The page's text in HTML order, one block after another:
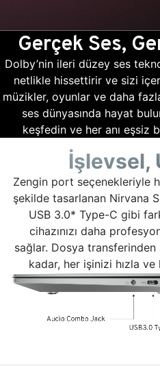
Gerçek Ses,
Dolby’nin ileri düzey ses
netlikle hissettirir ve sizi
müzikler, oyunlar ve daha
ses dünyasında hayat
keşfedin ve her anı eşsiz
İşlevsel,
Zengin port seçenekleriyle
şekilde tasarlanan Nirvana
USB 3.0* Type-C gibi
cihazınızı daha
sağlar. Dosya transferinden
kadar, her işinizi hızla